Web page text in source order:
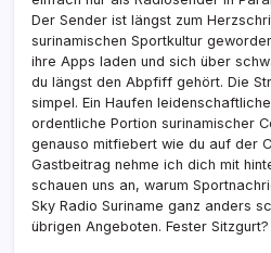
Der Sender ist längst zum
surinamischen Sportkultur
ihre Apps laden und sich über
du längst den Abpfiff gehört. Die
simpel. Ein Haufen
ordentliche Portion surinamischer
genauso mitfiebert wie du auf der
Gastbeitrag nehme ich dich mit
schauen uns an, warum
Sky Radio Suriname ganz anders
übrigen Angeboten. Fester